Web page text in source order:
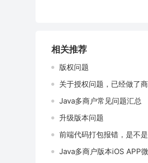
相关推荐
版权问题
关于授权问题，已经做了
Java多商户常见问题汇总
升级版本问题
前端代码打包报错，是不
Java多商户版本iOS APP